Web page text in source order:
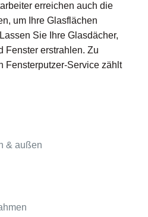
erreichen auch die
um Ihre Glasflächen
Sie Ihre Glasdächer,
Fenster erstrahlen. Zu
Fensterputzer-Service zählt
& außen